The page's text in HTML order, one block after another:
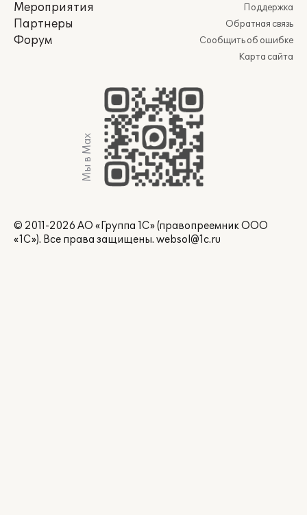
Мероприятия
Партнеры
Форум
Поддержка
Обратная связь
Сообщить об ошибке
Карта сайта
Мы в Max
© 2011-2026 АО «Группа 1С» (правопреемник ООО
«1С»). Все права защищены. websol@1c.ru